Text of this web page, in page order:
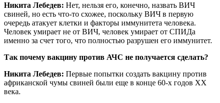
Никита Лебедев: Нет, нельзя его, конечно, назвать ВИЧ
свиней, но есть что-то схожее, поскольку ВИЧ в первую
очередь атакует клетки и факторы иммунитета человека.
Человек умирает не от ВИЧ, человек умирает от СПИДа
именно за счет того, что полностью разрушен его иммунитет.
Так почему вакцину против АЧС не получается сделать?
Никита Лебедев: Первые попытки создать вакцину против
африканской чумы свиней были еще в конце 60-х годов XX
века.